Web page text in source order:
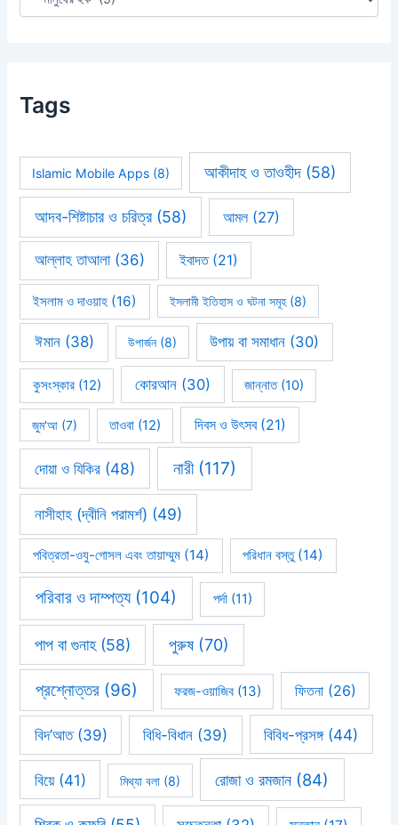
Tags
Islamic Mobile Apps (8) আকীদাহ ও তাওহীদ(58)
আদব-শিষ্টাচার ও চরিত্র(58) আমল(27)
আল্লাহ তাআলা(36) ইবাদত(21)
ইসলাম ও দাওয়াহ (16) ইসলামী ইতিহাস ও ঘটনা সমূহ(8)
ঈমান(38) উপার্জন(8) উপায় বা সমাধান (30)
কুসংস্কার(12) কোরআন (30) জান্নাত(10)
জুম'আ (7) তাওবা (12) দিবস ও উৎসব(21)
দোয়া ও যিকির (48) নারী(117)
নাসীহাহ (দ্বীনি পরামর্শ) (49)
পবিত্রতা-ওযু-গোসল এবং তায়াম্মুম (14) পরিধান বস্তু(14)
পরিবার ও দাম্পত্য(104) পর্দা(11)
পাপ বা গুনাহ(58) পুরুষ(70)
প্রশ্নোত্তর (96) ফরজ-ওয়াজিব(13) ফিতনা(26)
বিদ’আত(39) বিধি-বিধান (39) বিবিধ-প্রসঙ্গ(44)
বিয়ে(41) মিথ্যা বলা(8) রোজা ও রমজান (84)